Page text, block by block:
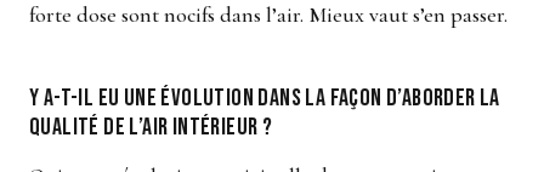
forte dose sont nocifs dans l’air. Mieux vaut s’en passer.
Y a-t-il eu une évolution dans la façon d’aborder la
qualité de l’air intérieur ?